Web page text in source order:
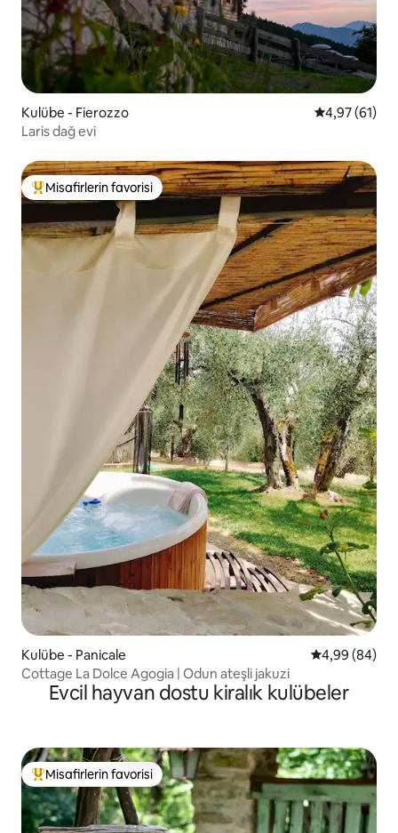
Kulübe - Fierozzo 5 üzerinden
4,97 (61)
Laris dağ evi
Misafirlerin favorilerinden en beğenilenler arasında
Misafirlerin favorisi
Kulübe - Panicale 5 üzerinden
4,99 (84)
Cottage La Dolce Agogia | Odun ateşli jakuzi
Evcil hayvan dostu kiralık kulübeler
Misafirlerin favorilerinden en beğenilenler arasında
Misafirlerin favorisi